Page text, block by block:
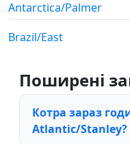
Antarctica/Palmer
Brazil/East
Поширені
Котра зараз
Atlantic/Stanley?